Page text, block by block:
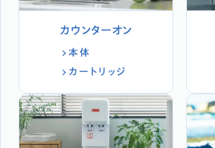
カウンターオン
本体
カートリッジ